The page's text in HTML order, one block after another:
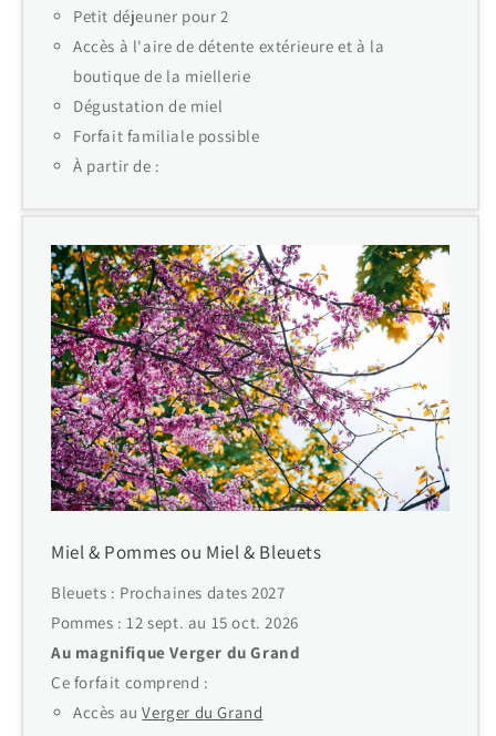
Petit déjeuner pour 2
Accès à l'aire de détente extérieure et à la
boutique de la miellerie
Dégustation de miel
Forfait familiale possible
À partir de :
Miel & Pommes ou Miel & Bleuets
Bleuets : Prochaines dates 2027
Pommes : 12 sept. au 15 oct. 2026
Au magnifique Verger du Grand
Ce forfait comprend :
Accès auVerger du Grand